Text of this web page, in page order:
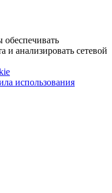
и анализировать сетевой
использования